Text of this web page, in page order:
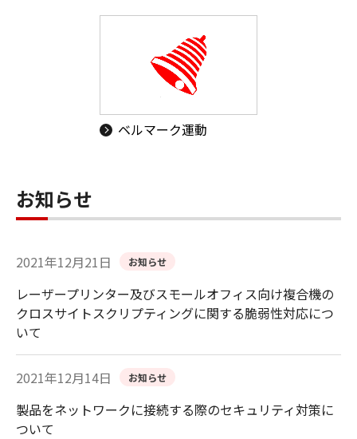
ベルマーク運動
お知らせ
2021年12月21日 お知らせ
レーザープリンター及びスモールオフィス向け複合機の
クロスサイトスクリプティングに関する脆弱性対応につ
いて
2021年12月14日 お知らせ
製品をネットワークに接続する際のセキュリティ対策に
ついて